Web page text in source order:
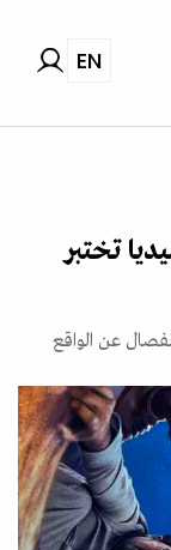
EN
تختبر
عن الواقع